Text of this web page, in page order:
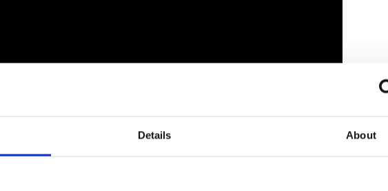
Details About